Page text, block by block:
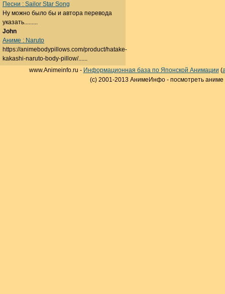
Песни : Sailor Star Song
Ну можно было бы и автора перевода
указать.........
John
Аниме : Naruto
https://animebodypillows.com/product/hatake-
kakashi-naruto-body-pillow/......
www.Animeinfo.ru - Информационная база по Японской Анимации (
(c) 2001-2013 АнимеИнфо - посмотреть аниме